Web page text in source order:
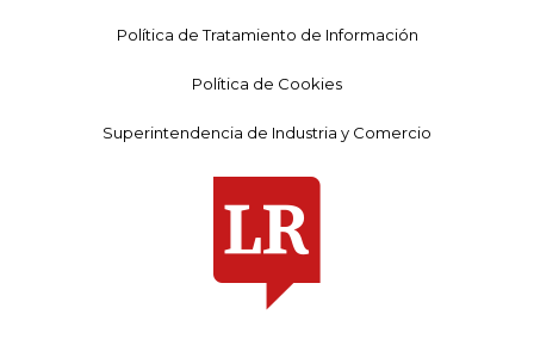
Política de Tratamiento de Información
Política de Cookies
Superintendencia de Industria y Comercio